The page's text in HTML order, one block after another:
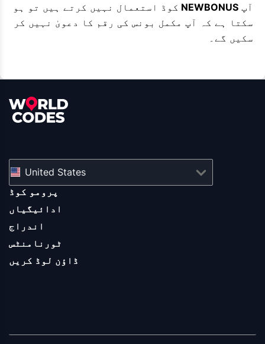
آپ NEWBONUS کوڈ استعمال نہیں کرتے ہیں تو ہو
سکتا ہے کہ آپ مکمل بونس کی رقم کا دعویٰ نہیں کر
سکیں گے۔
United States
پرومو کوڈ
ادائیگیاں
اندراج
ٹورنامنٹس
ڈاؤن لوڈ کریں